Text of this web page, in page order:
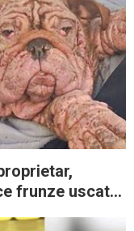
frunze uscate